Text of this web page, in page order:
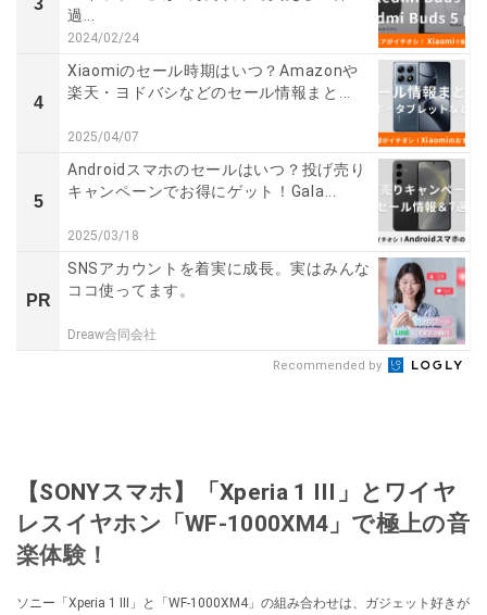
3
過...
2024/02/24
4
Xiaomiのセール時期はいつ？Amazonや
楽天・ヨドバシなどのセール情報まと...
2025/04/07
5
Androidスマホのセールはいつ？投げ売り
キャンペーンでお得にゲット！Gala...
2025/03/18
PR
SNSアカウントを着実に成長。実はみんな
ココ使ってます。
Dreaw合同会社
Recommended by
【SONYスマホ】「Xperia 1 III」とワイヤ
レスイヤホン「WF-1000XM4」で極上の音
楽体験！
ソニー「Xperia 1 III」と「WF-1000XM4」の組み合わせは、ガジェット好きが